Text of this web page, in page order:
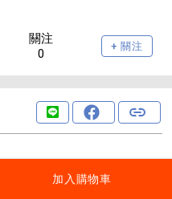
關注
0
+ 關注
自带高级松弛感✨ 甄选高弹
。小V亨利领设计，修饰脖
加入購物車